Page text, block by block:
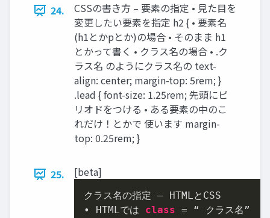
24.
CSSの書き方 – 要素の指定 • 見た目を
変更したい要素を指定 h2 { • 要素名
(h1とかpとか)の場合 • そのまま h1
とかって書く • クラス名の場合 • .ク
ラス名 のようにクラス名の text-
align: center; margin-top: 5rem; }
.lead { font-size: 1.25rem; 先頭にピ
リオドをつける • ある要素の中のこ
れだけ！とかで 使います margin-
top: 0.25rem; }
25. [beta]
クラス名の指定 – HTMLとCSS
• HTMLでは class = “ クラス名”